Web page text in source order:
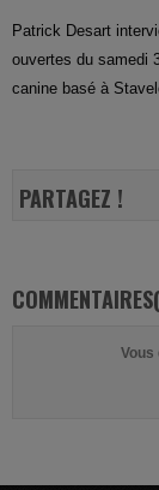
Patrick Desart
ouvertes du samedi
canine basé à
PARTAGEZ !
Vous